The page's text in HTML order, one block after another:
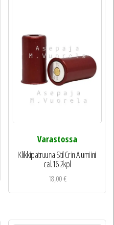
Varastossa
Klikkipatruuna StilCrin Alumiini
cal.16 2kpl
18,00€